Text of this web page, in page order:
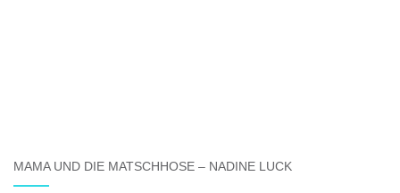
MAMA UND DIE MATSCHHOSE – NADINE LUCK